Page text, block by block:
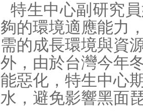
特生中心副研究
夠的環境適應能力
需的成長環境與資
外，由於台灣今年
能惡化，特生中心
水，避免影響黑面